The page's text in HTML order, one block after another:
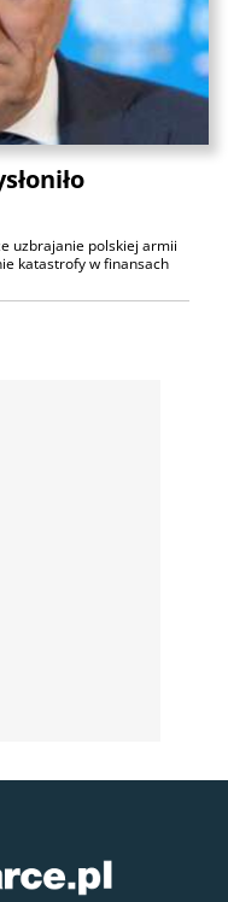
uzbrajanie polskiej armii
katastrofy w finansach